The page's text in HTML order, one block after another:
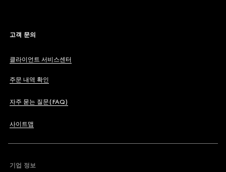
고객 문의
클라이언트 서비스센터
주문 내역 확인
자주 묻는 질문(FAQ)
사이트맵
기업 정보